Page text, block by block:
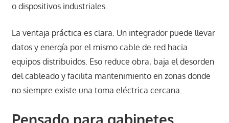
o dispositivos industriales.
La ventaja práctica es clara. Un integrador puede llevar
datos y energía por el mismo cable de red hacia
equipos distribuidos. Eso reduce obra, baja el desorden
del cableado y facilita mantenimiento en zonas donde
no siempre existe una toma eléctrica cercana.
Pensado para gabinetes,